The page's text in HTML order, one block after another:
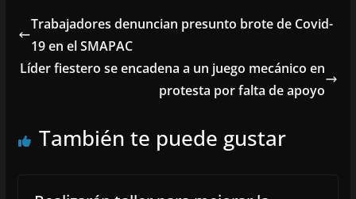
Trabajadores denuncian presunto brote de Covid-
19 en el SMAPAC
Líder fiestero se encadena a un juego mecánico en
protesta por falta de apoyo
También te puede gustar